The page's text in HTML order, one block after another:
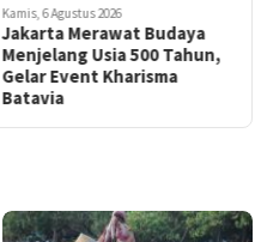
Kamis, 6 Agustus 2026
Jakarta Merawat Budaya
Menjelang Usia 500 Tahun,
Gelar Event Kharisma
Batavia